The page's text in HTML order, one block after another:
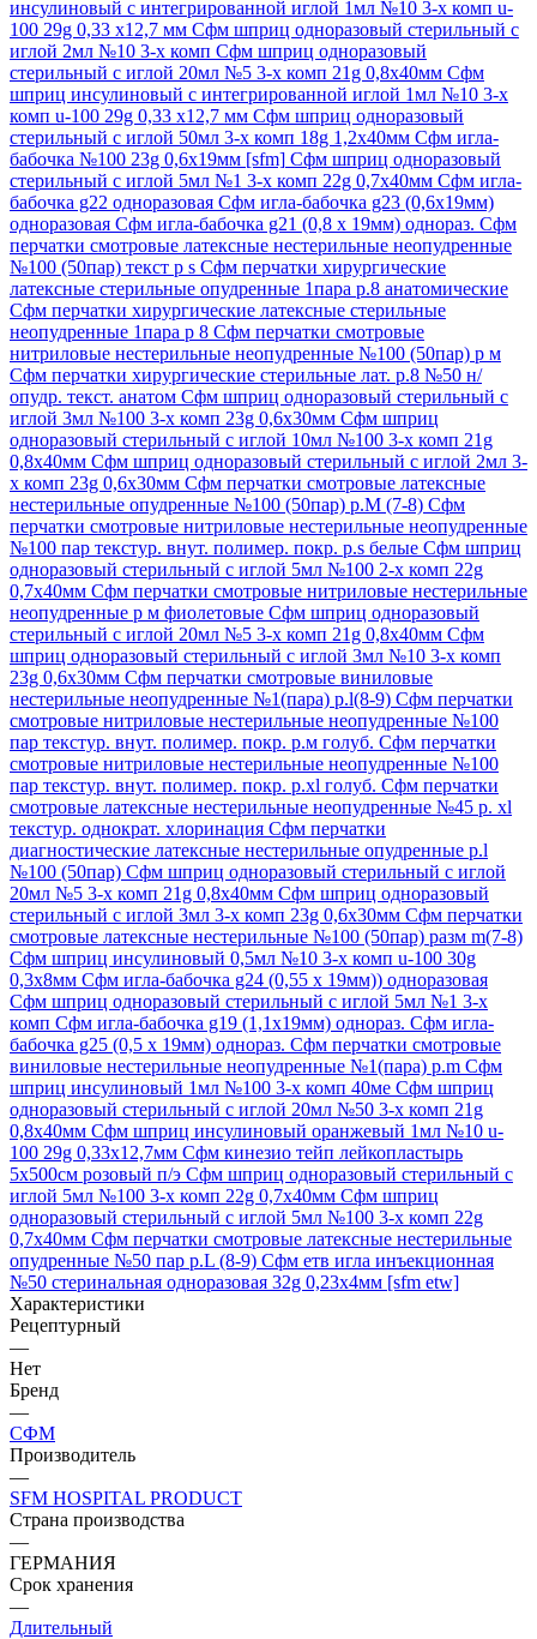
инсулиновый с интегрированной иглой 1мл №10 3-х комп u-
100 29g 0,33 х12,7 мм Сфм шприц одноразовый стерильный с
иглой 2мл №10 3-х комп Сфм шприц одноразовый
стерильный с иглой 20мл №5 3-х комп 21g 0,8х40мм Сфм
шприц инсулиновый с интегрированной иглой 1мл №10 3-х
комп u-100 29g 0,33 х12,7 мм Сфм шприц одноразовый
стерильный с иглой 50мл 3-х комп 18g 1,2х40мм Сфм игла-
бабочка №100 23g 0,6х19мм [sfm] Сфм шприц одноразовый
стерильный с иглой 5мл №1 3-х комп 22g 0,7х40мм Сфм игла-
бабочка g22 одноразовая Сфм игла-бабочка g23 (0,6х19мм)
одноразовая Сфм игла-бабочка g21 (0,8 х 19мм) однораз. Сфм
перчатки смотровые латексные нестерильные неопудренные
№100 (50пар) текст р s Сфм перчатки хирургические
латексные стерильные опудренные 1пара р.8 анатомические
Сфм перчатки хирургические латексные стерильные
неопудренные 1пара р 8 Сфм перчатки смотровые
нитриловые нестерильные неопудренные №100 (50пар) р м
Сфм перчатки хирургические стерильные лат. р.8 №50 н/
опудр. текст. анатом Сфм шприц одноразовый стерильный с
иглой 3мл №100 3-х комп 23g 0,6х30мм Сфм шприц
одноразовый стерильный с иглой 10мл №100 3-х комп 21g
0,8х40мм Сфм шприц одноразовый стерильный с иглой 2мл 3-
х комп 23g 0,6х30мм Сфм перчатки смотровые латексные
нестерильные опудренные №100 (50пар) р.М (7-8) Сфм
перчатки смотровые нитриловые нестерильные неопудренные
№100 пар текстур. внут. полимер. покр. р.s белые Сфм шприц
одноразовый стерильный с иглой 5мл №100 2-х комп 22g
0,7х40мм Сфм перчатки смотровые нитриловые нестерильные
неопудренные р м фиолетовые Сфм шприц одноразовый
стерильный с иглой 20мл №5 3-х комп 21g 0,8х40мм Сфм
шприц одноразовый стерильный с иглой 3мл №10 3-х комп
23g 0,6х30мм Сфм перчатки смотровые виниловые
нестерильные неопудренные №1(пара) р.l(8-9) Сфм перчатки
смотровые нитриловые нестерильные неопудренные №100
пар текстур. внут. полимер. покр. р.м голуб. Сфм перчатки
смотровые нитриловые нестерильные неопудренные №100
пар текстур. внут. полимер. покр. р.xl голуб. Сфм перчатки
смотровые латексные нестерильные неопудренные №45 р. xl
текстур. однократ. хлоринация Сфм перчатки
диагностические латексные нестерильные опудренные р.l
№100 (50пар) Сфм шприц одноразовый стерильный с иглой
20мл №5 3-х комп 21g 0,8х40мм Сфм шприц одноразовый
стерильный с иглой 3мл 3-х комп 23g 0,6х30мм Сфм перчатки
смотровые латексные нестерильные №100 (50пар) разм m(7-8)
Сфм шприц инсулиновый 0,5мл №10 3-х комп u-100 30g
0,3х8мм Сфм игла-бабочка g24 (0,55 х 19мм)) одноразовая
Сфм шприц одноразовый стерильный с иглой 5мл №1 3-х
комп Сфм игла-бабочка g19 (1,1х19мм) однораз. Сфм игла-
бабочка g25 (0,5 х 19мм) однораз. Сфм перчатки смотровые
виниловые нестерильные неопудренные №1(пара) р.m Сфм
шприц инсулиновый 1мл №100 3-х комп 40ме Сфм шприц
одноразовый стерильный с иглой 20мл №50 3-х комп 21g
0,8х40мм Сфм шприц инсулиновый оранжевый 1мл №10 u-
100 29g 0,33х12,7мм Сфм кинезио тейп лейкопластырь
5х500см розовый п/э Сфм шприц одноразовый стерильный с
иглой 5мл №100 3-х комп 22g 0,7х40мм Сфм шприц
одноразовый стерильный с иглой 5мл №100 3-х комп 22g
0,7х40мм Сфм перчатки смотровые латексные нестерильные
опудренные №50 пар р.L (8-9) Сфм етв игла инъекционная
№50 стеринальная одноразовая 32g 0,23х4мм [sfm etw]
Характеристики
Рецептурный
—
Нет
Бренд
—
СФМ
Производитель
—
SFM HOSPITAL PRODUCT
Страна производства
—
ГЕРМАНИЯ
Срок хранения
—
Длительный